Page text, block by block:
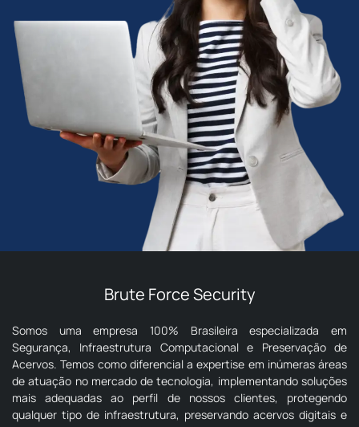
Brute Force Security
Somos uma empresa 100% Brasileira especializada em
Segurança, Infraestrutura Computacional e Preservação de
Acervos. Temos como diferencial a expertise em inúmeras áreas
de atuação no mercado de tecnologia, implementando soluções
mais adequadas ao perfil de nossos clientes, protegendo
qualquer tipo de infraestrutura, preservando acervos digitais e